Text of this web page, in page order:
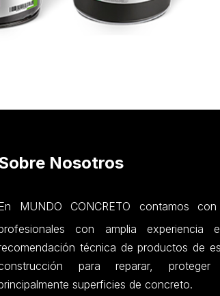
Nosotros
MUNDO CONCRETO contamos
con amplia
técnica de productos de
para reparar,
superficies de concreto.